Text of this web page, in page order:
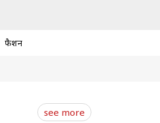
फैशन
see more